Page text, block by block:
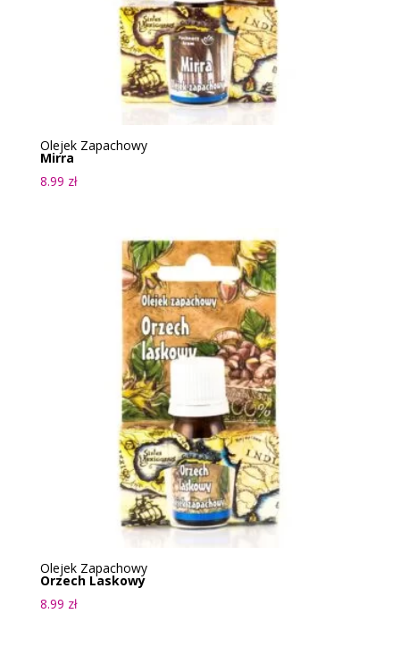
Olejek Zapachowy
Mirra
8.99 zł
Olejek Zapachowy
Orzech Laskowy
8.99 zł